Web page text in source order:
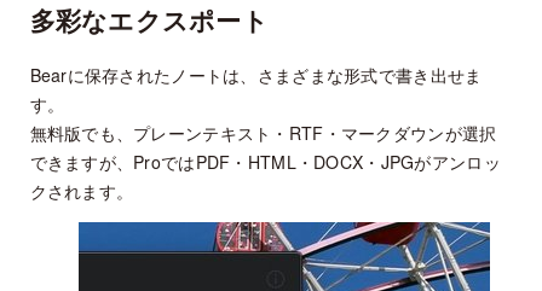
多彩なエクスポート
Bearに保存されたノートは、さまざまな形式で書き出せま
す。
無料版でも、プレーンテキスト・RTF・マークダウンが選択
できますが、ProではPDF・HTML・DOCX・JPGがアンロッ
クされます。